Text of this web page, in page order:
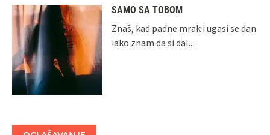
SAMO SA TOBOM
Znaš, kad padne mrak i ugasi se dan
iako znam da si dal...